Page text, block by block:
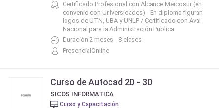
Certificado Profesional con Alcance Mercosur (en
convenio con Universidades) - En diploma figuran
logos de UTN, UBA y UNLP / Certificado con Aval
Nacional para la Administración Publica
Duración 2 meses - 8 clases
PresencialOnline
Curso de Autocad 2D - 3D
SICOS INFORMATICA
Curso y Capacitación